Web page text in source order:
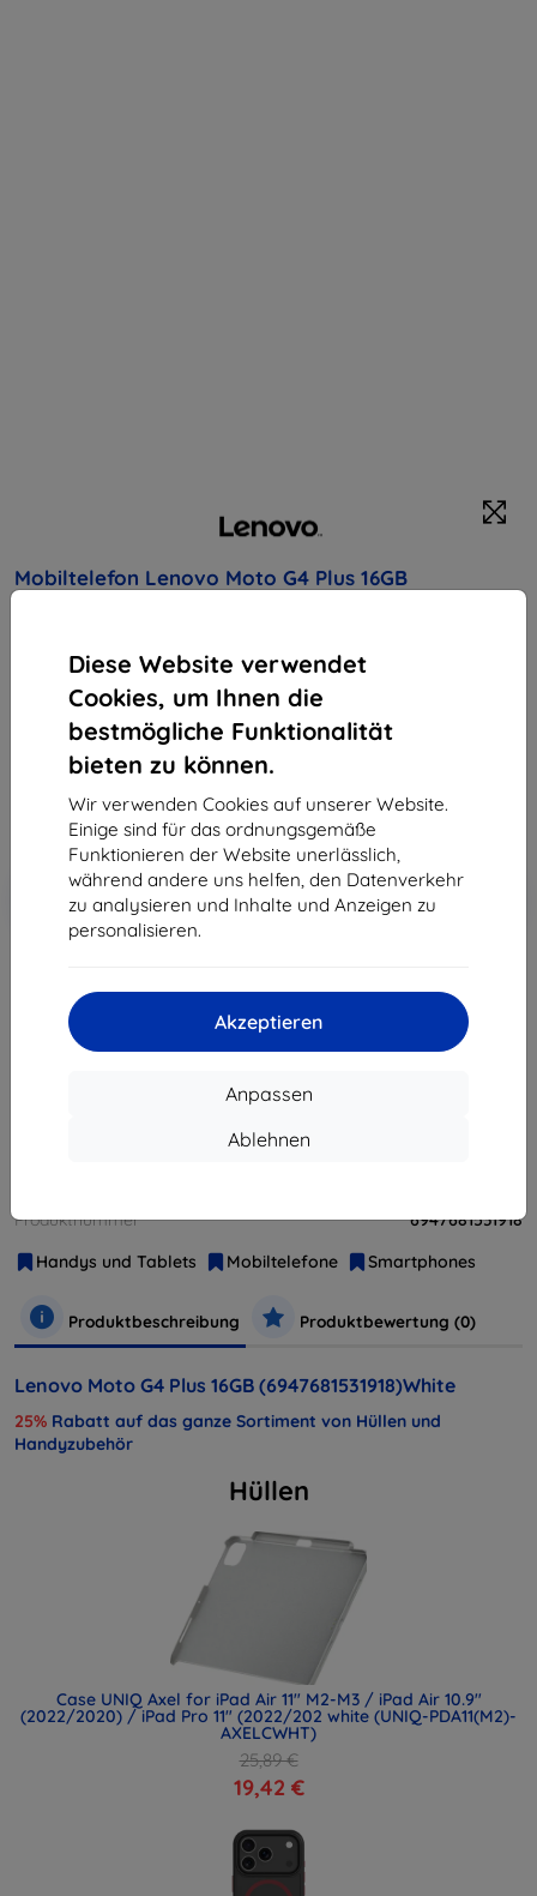
Diese Website verwendet
Cookies, um Ihnen die
bestmögliche Funktionalität
bieten zu können.
Wir verwenden Cookies auf unserer Website.
Einige sind für das ordnungsgemäße
Funktionieren der Website unerlässlich,
während andere uns helfen, den Datenverkehr
zu analysieren und Inhalte und Anzeigen zu
personalisieren.
Akzeptieren
Anpassen
Ablehnen
Mobiltelefon Lenovo Moto G4 Plus 16GB
Kaufen Sie dieses Gerät und erhalten Sie
Rabatt
auf sämtliches Zubehör dafür!
249,90 €
224,91 €
ohne MWSt189,00 €
-10%
Rabatt mit Gutschein
EXTRA10
In den
Warenkorb
ausverkauft
ausverkauft
Weitere Varianten dieses Produkts
Produktnummer
6947681531918
Handys und Tablets
Mobiltelefone Smartphones
Produktbeschreibung Produktbewertung (0)
Lenovo Moto G4 Plus 16GB (6947681531918)White
25% Rabatt auf das ganze Sortiment von Hüllen und
Handyzubehör
Hüllen
Case UNIQ Axel for iPad Air 11" M2-M3 / iPad Air 10.9"
(2022/2020) / iPad Pro 11" (2022/202 white (UNIQ-PDA11(M2)-
AXELCWHT)
25,89 €
19,42 €